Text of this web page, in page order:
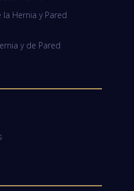
Hernia y Pared
y de Pared